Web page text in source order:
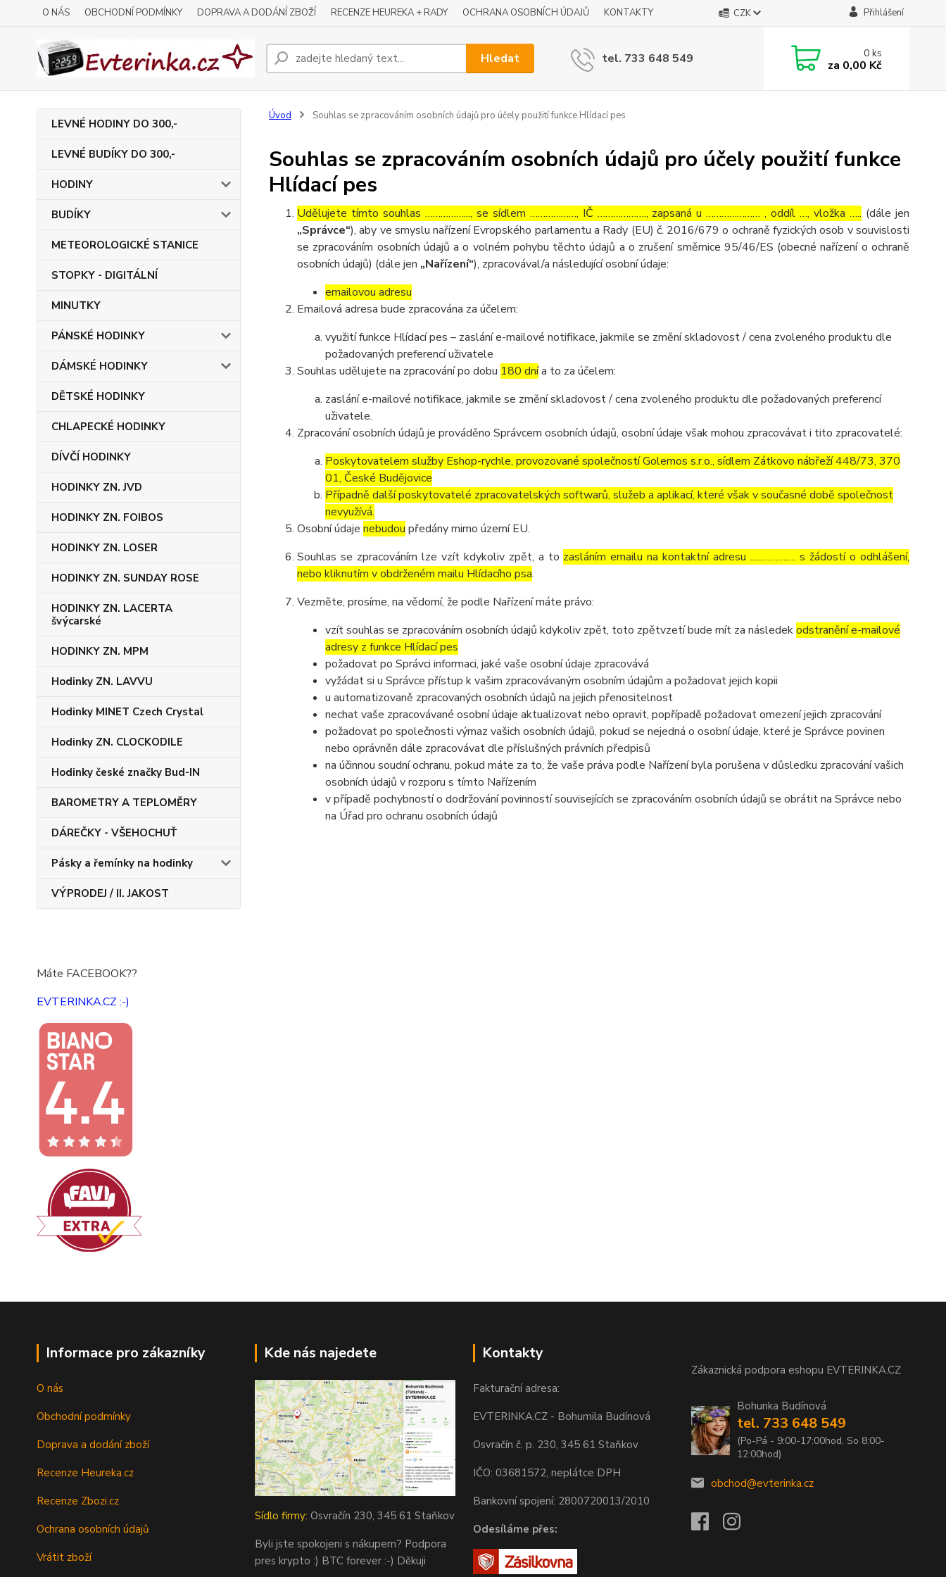
O NÁS OBCHODNÍ PODMÍNKY DOPRAVA A DODÁNÍ ZBOŽÍ RECENZE HEUREKA + RADY OCHRANA OSOBNÍCH ÚDAJŮ KONTAKTY CZK Přihlášení
Hledat tel. 733 648 549 0ks
za 0,00 Kč
LEVNÉ HODINY DO 300,-
LEVNÉ BUDÍKY DO 300,-
HODINY
BUDÍKY
METEOROLOGICKÉ STANICE
STOPKY - DIGITÁLNÍ
MINUTKY
PÁNSKÉ HODINKY
DÁMSKÉ HODINKY
DĚTSKÉ HODINKY
CHLAPECKÉ HODINKY
DÍVČÍ HODINKY
HODINKY ZN. JVD
HODINKY ZN. FOIBOS
HODINKY ZN. LOSER
HODINKY ZN. SUNDAY ROSE
HODINKY ZN. LACERTA
švýcarské
HODINKY ZN. MPM
Hodinky ZN. LAVVU
Hodinky MINET Czech Crystal
Hodinky ZN. CLOCKODILE
Hodinky české značky Bud-IN
BAROMETRY A TEPLOMĚRY
DÁREČKY - VŠEHOCHUŤ
Pásky a řemínky na hodinky
VÝPRODEJ / II. JAKOST
Máte FACEBOOK??
EVTERINKA.CZ :-)
Úvod Souhlas se zpracováním osobních údajů pro účely použití funkce Hlídací pes
Souhlas se zpracováním osobních údajů pro účely použití funkce
Hlídací pes
Udělujete tímto souhlas ……………..., se sídlem ………………, IČ ………………., zapsaná u ………………… , oddíl …, vložka ….. (dále jen
„Správce“), aby ve smyslu nařízení Evropského parlamentu a Rady (EU) č. 2016/679 o ochraně fyzických osob v souvislosti
se zpracováním osobních údajů a o volném pohybu těchto údajů a o zrušení směrnice 95/46/ES (obecné nařízení o ochraně
osobních údajů) (dále jen „Nařízení“), zpracovával/a následující osobní údaje:
emailovou adresu
Emailová adresa bude zpracována za účelem:
využití funkce Hlídací pes – zaslání e-mailové notifikace, jakmile se změní skladovost / cena zvoleného produktu dle
požadovaných preferencí uživatele
Souhlas udělujete na zpracování po dobu 180 dnía to za účelem:
zaslání e-mailové notifikace, jakmile se změní skladovost / cena zvoleného produktu dle požadovaných preferencí
uživatele.
Zpracování osobních údajů je prováděno Správcem osobních údajů, osobní údaje však mohou zpracovávat i tito zpracovatelé:
Poskytovatelem služby Eshop-rychle, provozované společností Golemos s.r.o., sídlem Zátkovo nábřeží 448/73, 370
01, České Budějovice
Případně další poskytovatelé zpracovatelských softwarů, služeb a aplikací, které však v současné době společnost
nevyužívá.
Osobní údaje nebudou předány mimo území EU.
Souhlas se zpracováním lze vzít kdykoliv zpět, a to zasláním emailu na kontaktní adresu ..……………. s žádostí o odhlášení,
nebo kliknutím v obdrženém mailu Hlídacího psa.
Vezměte, prosíme, na vědomí, že podle Nařízení máte právo:
vzít souhlas se zpracováním osobních údajů kdykoliv zpět, toto zpětvzetí bude mít za následekodstranění e-mailové
adresy z funkce Hlídací pes
požadovat po Správci informaci, jaké vaše osobní údaje zpracovává
vyžádat si u Správce přístup k vašim zpracovávaným osobním údajům a požadovat jejich kopii
u automatizovaně zpracovaných osobních údajů na jejich přenositelnost
nechat vaše zpracovávané osobní údaje aktualizovat nebo opravit, popřípadě požadovat omezení jejich zpracování
požadovat po společnosti výmaz vašich osobních údajů, pokud se nejedná o osobní údaje, které je Správce povinen
nebo oprávněn dále zpracovávat dle příslušných právních předpisů
na účinnou soudní ochranu, pokud máte za to, že vaše práva podle Nařízení byla porušena v důsledku zpracování vašich
osobních údajů v rozporu s tímto Nařízením
v případě pochybností o dodržování povinností souvisejících se zpracováním osobních údajů se obrátit na Správce nebo
na Úřad pro ochranu osobních údajů
Informace pro zákazníky
O nás
Obchodní podmínky
Doprava a dodání zboží
Recenze Heureka.cz
Recenze Zbozi.cz
Ochrana osobních údajů
Vrátit zboží
Kde nás najedete
Sídlo firmy: Osvračín 230, 345 61 Staňkov
Byli jste spokojeni s nákupem? Podpora
pres krypto :) BTC forever :-) Děkuji
Kontakty
Fakturační adresa:
EVTERINKA.CZ - Bohumila Budínová
Osvračín č. p. 230, 345 61 Staňkov
IČO: 03681572, neplátce DPH
Bankovní spojení: 2800720013/2010
Odesíláme přes:
Zákaznická podpora eshopu EVTERINKA.CZ
Bohunka Budínová
tel. 733 648 549
(Po-Pá - 9:00-17:00hod, So 8:00-
12:00hod)
obchod@evterinka.cz